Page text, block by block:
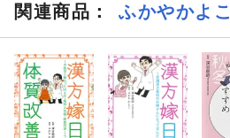
関連商品 ： ふかやかよこ